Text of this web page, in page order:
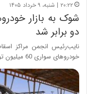
۲۰:۲۲ | شنبه، ۹ خرداد ۱۴۰۵
شوک به بازار
دو برابر شد
نایب‌رئیس انجمن مراکز
خودروهای سواری 60 میلیون تومان شد.